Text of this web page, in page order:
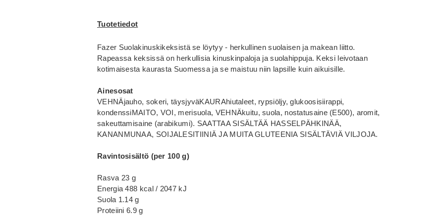
Tuotetiedot
Fazer Suolakinuskikeksistä se löytyy - herkullinen suolaisen ja makean liitto.
Rapeassa keksissä on herkullisia kinuskinpaloja ja suolahippuja. Keksi leivotaan
kotimaisesta kaurasta Suomessa ja se maistuu niin lapsille kuin aikuisille.
Ainesosat
VEHNÄjauho, sokeri, täysjyväKAURAhiutaleet, rypsiöljy, glukoosisiirappi,
kondenssiMAITO, VOI, merisuola, VEHNÄkuitu, suola, nostatusaine (E500), aromit,
sakeuttamisaine (arabikumi). SAATTAA SISÄLTÄÄ HASSELPÄHKINÄÄ,
KANANMUNAA, SOIJALESITIINIÄ JA MUITA GLUTEENIA SISÄLTÄVIÄ VILJOJA.
Ravintosisältö (per 100 g)
Rasva 23 g
Energia 488 kcal / 2047 kJ
Suola 1.14 g
Proteiini 6.9 g